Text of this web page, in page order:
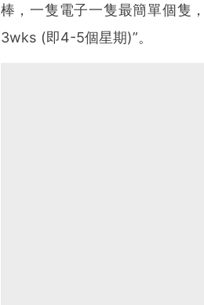
棒，一隻電子一隻最簡單個隻
3wks (即4-5個星期)”。